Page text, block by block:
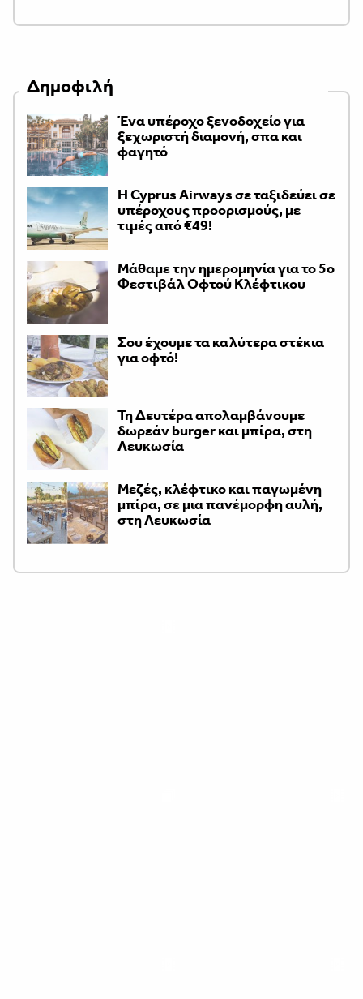
Δημοφιλή
Ένα υπέροχο ξενοδοχείο για
ξεχωριστή διαμονή, σπα και
φαγητό
H Cyprus Airways σε ταξιδεύει σε
υπέροχους προορισμούς, με
τιμές από €49!
Μάθαμε την ημερομηνία για το 5ο
Φεστιβάλ Οφτού Κλέφτικου
Σου έχουμε τα καλύτερα στέκια
για οφτό!
Τη Δευτέρα απολαμβάνουμε
δωρεάν burger και μπίρα, στη
Λευκωσία
Μεζές, κλέφτικο και παγωμένη
μπίρα, σε μια πανέμορφη αυλή,
στη Λευκωσία